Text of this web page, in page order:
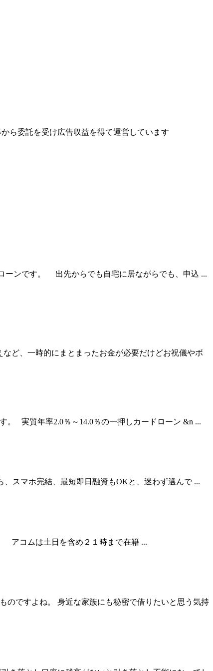
ら委託を受け広告収益を得て運営しています
ーンです。 出先からでも自宅に居ながらでも、申込 ...
ど、一時的にまとまったお金が必要だけどお祝儀やボ
。 実質年率2.0％～14.0％の一押しカードローン &n ...
スマホ完結、最短即日融資もOKと、迷わず選んで ...
アコムは土日を含め２１時まで在籍 ...
ですよね。 身近な家族にも秘密で借りたいと思う気持